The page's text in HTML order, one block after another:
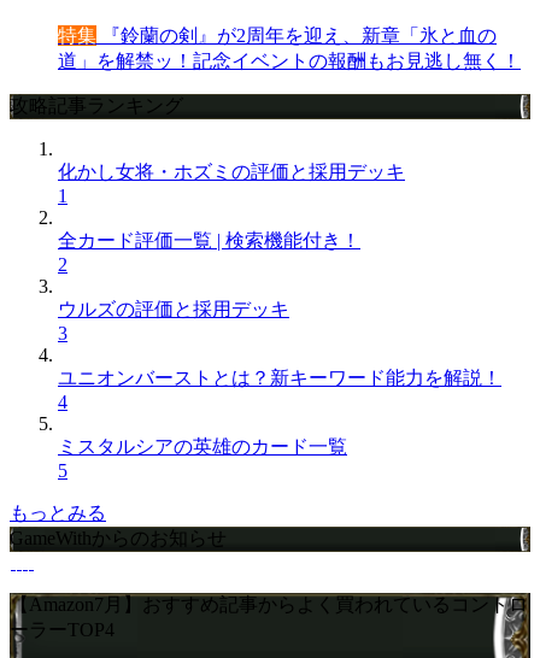
特集 『鈴蘭の剣』が2周年を迎え、新章「氷と血の
道」を解禁ッ！記念イベントの報酬もお見逃し無く！
攻略記事ランキング
化かし女将・ホズミの評価と採用デッキ
1
全カード評価一覧 | 検索機能付き！
2
ウルズの評価と採用デッキ
3
ユニオンバーストとは？新キーワード能力を解説！
4
ミスタルシアの英雄のカード一覧
5
もっとみる
GameWithからのお知らせ
【Amazon7月】おすすめ記事からよく買われているコントロ
ーラーTOP4